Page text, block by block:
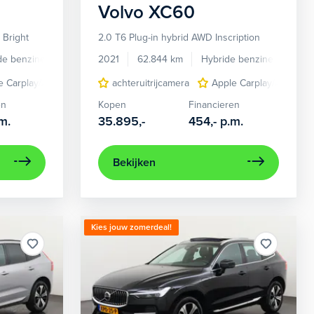
Android Auto Autonomous Emergency Braking bots
Bright
benzine
Automaat
Carplay/Android Auto
comfortstoel(en)
elektrisch bedienbare
Volvo XC60
2.0 T6 Plug-in hybrid AWD Inscription
2021
62.844 km Hybride benzine
achteruitrijcamera
Apple Carplay/Android
Kopen
35.895,-
Financieren
454,- p.m.
Bekijken
Kies jouw zomerdeal!